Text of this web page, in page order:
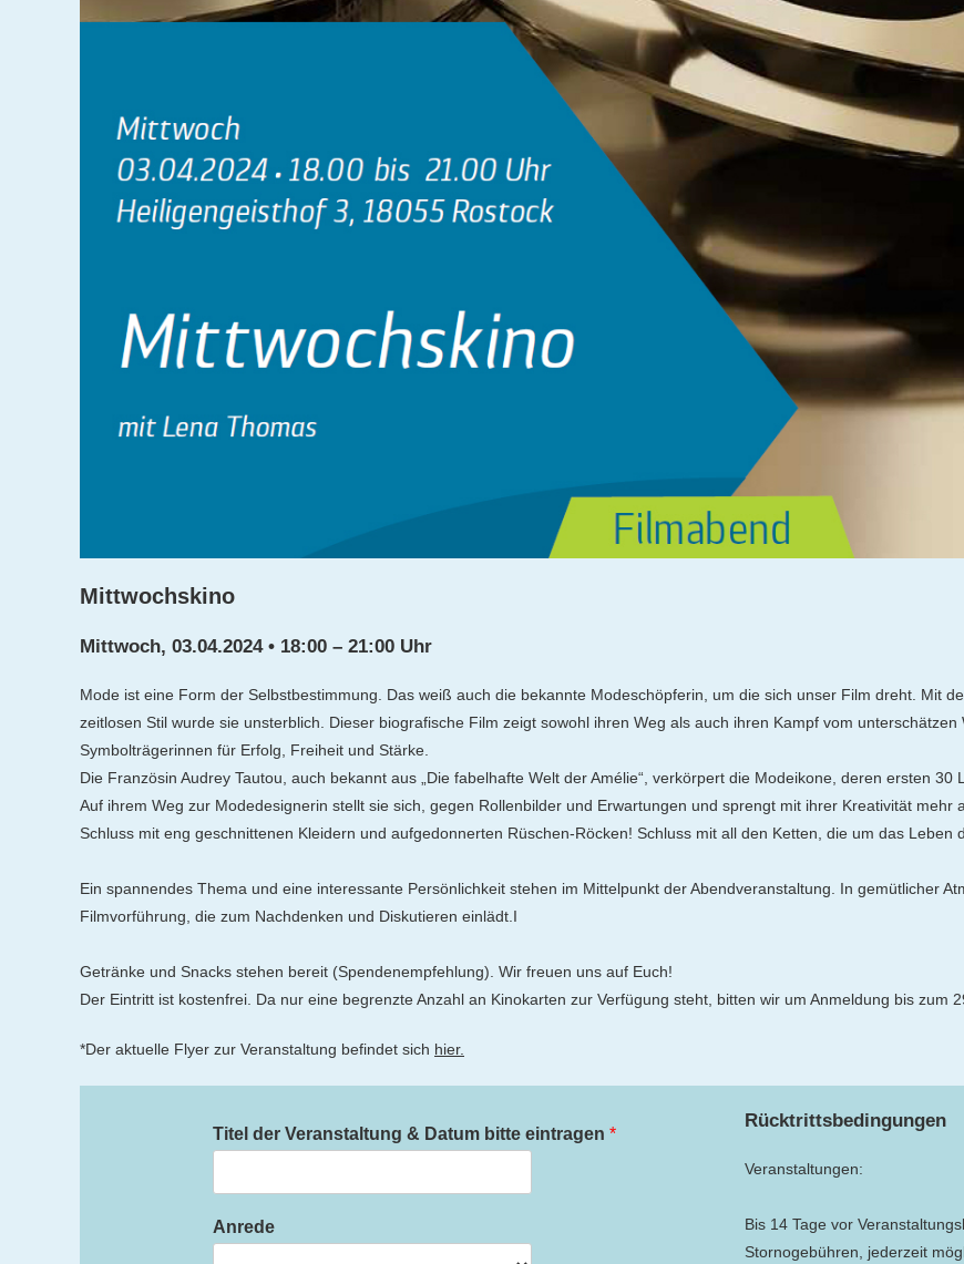
Mittwochskino
Mittwoch, 03.04.2024 • 18:00 – 21:00 Uhr
Mode ist eine Form der Selbstbestimmung. Das weiß auch die bekannte Modeschöpferin, um die sich unser Film dreht. Mit
zeitlosen Stil wurde sie unsterblich. Dieser biografische Film zeigt sowohl ihren Weg als auch ihren Kampf vom
Symbolträgerinnen für Erfolg, Freiheit und Stärke.
Die Französin Audrey Tautou, auch bekannt aus „Die fabelhafte Welt der Amélie“, verkörpert die Modeikone, deren ersten
Auf ihrem Weg zur Modedesignerin stellt sie sich, gegen Rollenbilder und Erwartungen und sprengt mit ihrer Kreativität mehr
Schluss mit eng geschnittenen Kleidern und aufgedonnerten Rüschen-Röcken! Schluss mit all den Ketten, die um das Leben
Ein spannendes Thema und eine interessante Persönlichkeit stehen im Mittelpunkt der Abendveranstaltung. In gemütlicher
Filmvorführung, die zum Nachdenken und Diskutieren einlädt.I
Getränke und Snacks stehen bereit (Spendenempfehlung). Wir freuen uns auf Euch!
Der Eintritt ist kostenfrei. Da nur eine begrenzte Anzahl an Kinokarten zur Verfügung steht, bitten wir um Anmeldung bis zum
*Der aktuelle Flyer zur Veranstaltung befindet sich hier.
Titel der Veranstaltung & Datum bitte eintragen *
Anrede
Rücktrittsbedingungen
Veranstaltungen:
Bis 14 Tage vor
Stornogebühren, jederzeit